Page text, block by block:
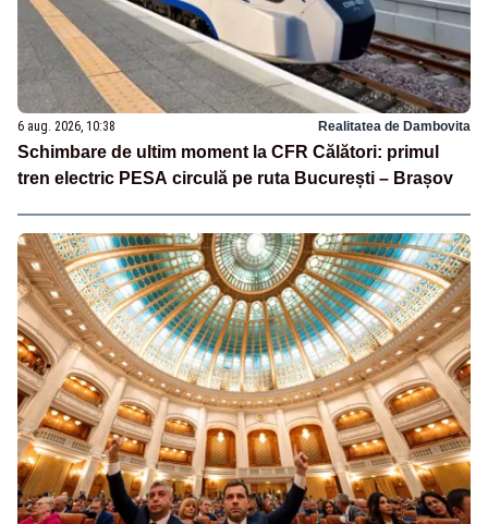
6 aug. 2026, 10:38 Realitatea de Dambovita
Schimbare de ultim moment la CFR Călători: primul
tren electric PESA circulă pe ruta București – Brașov